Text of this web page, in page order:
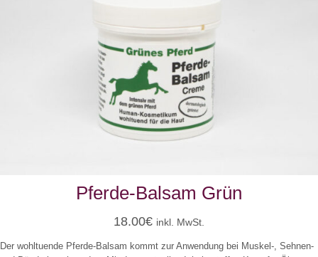
Pferde-Balsam Grün
18.00€ inkl. MwSt.
Der wohltuende Pferde-Balsam kommt zur Anwendung bei Muskel-, Sehnen-